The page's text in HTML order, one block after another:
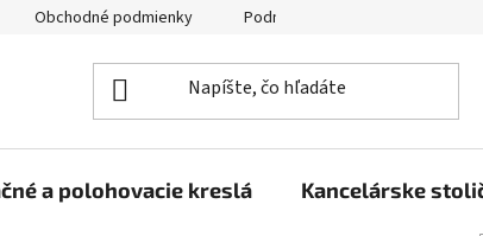
Obchodné podmienky Podmienky ochrany osobných
a polohovacie kreslá Kancelárske